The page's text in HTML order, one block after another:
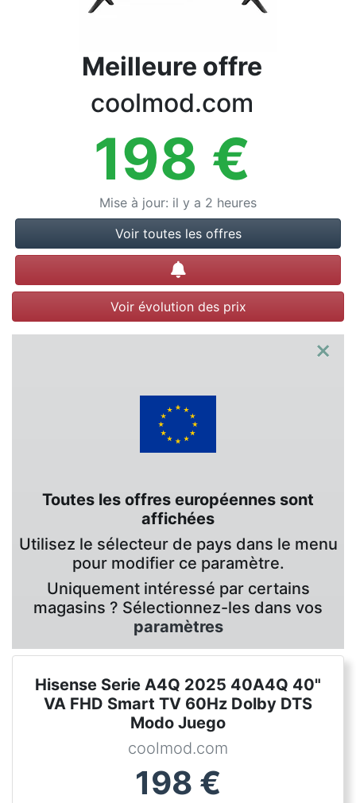
Meilleure offre
coolmod.com
198 €
Mise à jour: il y a 2 heures
Voir toutes les offres
Créer une alerte
Voir évolution des prix
×
Toutes les offres européennes sont
affichées
Utilisez le sélecteur de pays dans le menu
pour modifier ce paramètre.
Uniquement intéressé par certains
magasins ? Sélectionnez-les dans vos
paramètres
Hisense Serie A4Q 2025 40A4Q 40"
VA FHD Smart TV 60Hz Dolby DTS
Modo Juego
coolmod.com
198 €